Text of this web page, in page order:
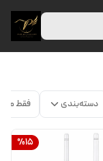
دسته‌بندی فقط
%15